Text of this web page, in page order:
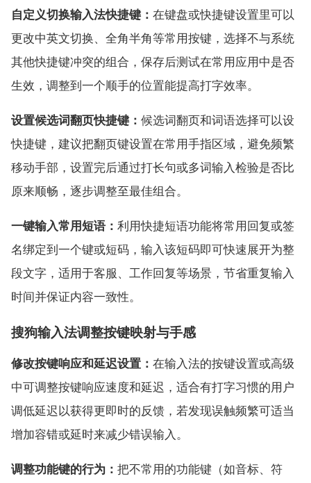
自定义切换输入法快捷键： 在键盘或快捷键设置里可以
更改中英文切换、全角半角等常用按键，选择不与系统
其他快捷键冲突的组合，保存后测试在常用应用中是否
生效，调整到一个顺手的位置能提高打字效率。
设置候选词翻页快捷键： 候选词翻页和词语选择可以设
快捷键，建议把翻页键设置在常用手指区域，避免频繁
移动手部，设置完后通过打长句或多词输入检验是否比
原来顺畅，逐步调整至最佳组合。
一键输入常用短语： 利用快捷短语功能将常用回复或签
名绑定到一个键或短码，输入该短码即可快速展开为整
段文字，适用于客服、工作回复等场景，节省重复输入
时间并保证内容一致性。
搜狗输入法调整按键映射与手感
修改按键响应和延迟设置： 在输入法的按键设置或高级
中可调整按键响应速度和延迟，适合有打字习惯的用户
调低延迟以获得更即时的反馈，若发现误触频繁可适当
增加容错或延时来减少错误输入。
调整功能键的行为： 把不常用的功能键（如音标、符